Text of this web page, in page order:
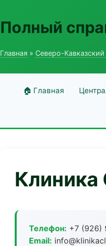
Полный
Главная » Северо-
🏠 Главная
Клиника
Телефон: +7 (926)
Email: